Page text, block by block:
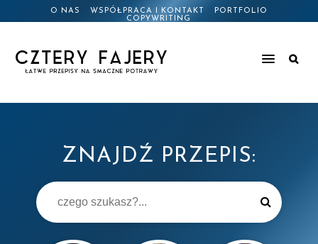
O NAS WSPÓŁPRACA I KONTAKT
PORTFOLIO
COPYWRITING
ZNAJDŹ PRZEPIS: